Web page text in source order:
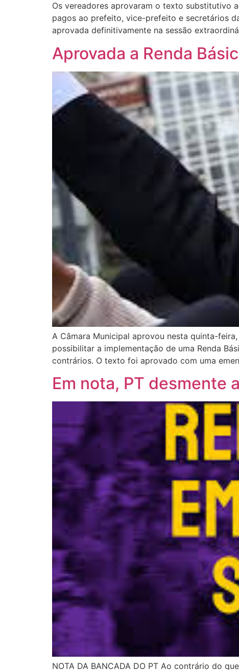
Os vereadores aprovaram o texto substitutivo
pagos ao prefeito, vice-prefeito e secretários
aprovada definitivamente na sessão
Aprovada a Renda
A Câmara Municipal aprovou nesta quinta-
possibilitar a implementação de uma Renda
contrários. O texto foi aprovado com uma
Em nota, PT desmente
NOTA DA BANCADA DO PT Ao contrário do